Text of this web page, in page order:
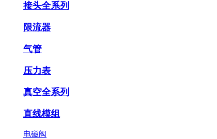
接头全系列
限流器
气管
压力表
真空全系列
直线模组
电磁阀